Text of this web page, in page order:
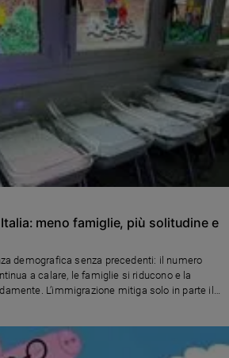
meno famiglie, più solitudine e
demografica senza precedenti: il numero
a calare, le famiglie si riducono e la
L’immigrazione mitiga solo in parte il
concrete a sostegno di giovani e famiglie